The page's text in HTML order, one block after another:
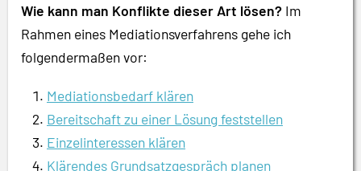
Wie kann man Konflikte dieser Art lösen? Im
Rahmen eines Mediationsverfahrens gehe ich
folgendermaßen vor:
Mediationsbedarf klären
Bereitschaft zu einer Lösung feststellen
Einzelinteressen klären
Klärendes Grundsatzgespräch planen